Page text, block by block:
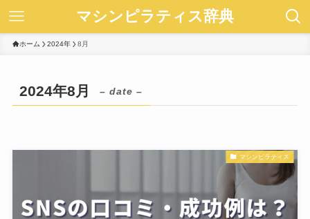
マシンピラティス辞典
ホーム 2024年 8月
2024年8月 – date –
マシンピラティス